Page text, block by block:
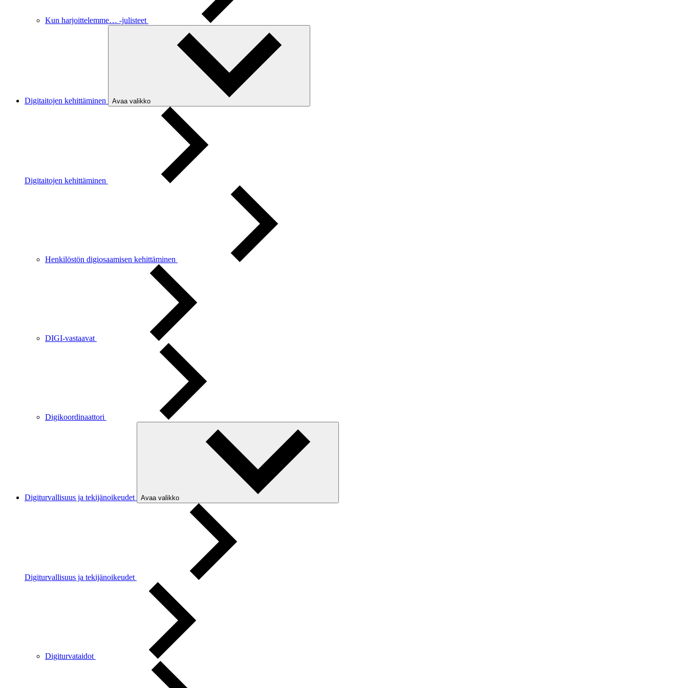
Kun harjoittelemme… -julisteet
Digitaitojen kehittäminen Avaa valikko
Digitaitojen kehittäminen
Henkilöstön digiosaamisen kehittäminen
DIGI-vastaavat
Digikoordinaattori
Digiturvallisuus ja tekijänoikeudet Avaa valikko
Digiturvallisuus ja tekijänoikeudet
Digiturvataidot